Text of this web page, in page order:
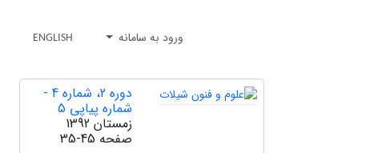
ورود به سامانه ENGLISH
دوره 2، شماره 4 -
شماره پیاپی 5
زمستان 1392
صفحه 35-45